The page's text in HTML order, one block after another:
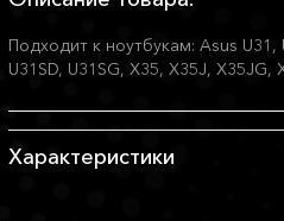
Подходит к ноутбукам: Asus U31,
U31SD, U31SG, X35, X35J, X35JG,
Характеристики